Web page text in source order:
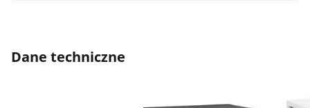
Dane techniczne